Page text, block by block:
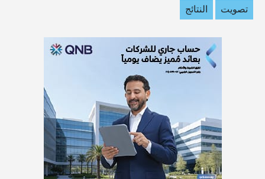
تصويت النتائج